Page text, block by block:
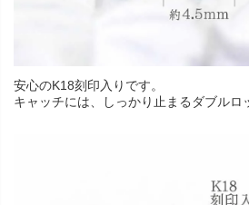
安心のK18刻印入りです。
キャッチには、しっかり止まるダブルロ